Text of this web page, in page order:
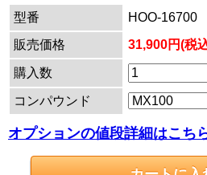
型番
HOO-16700
販売価格
31,900円(税
購入数
コンパウンド
オプションの値段詳細はこち